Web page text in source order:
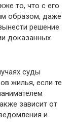
то, что с его
образом, даже
решение
доказанных
суды
жилья, если те
зависит от
и